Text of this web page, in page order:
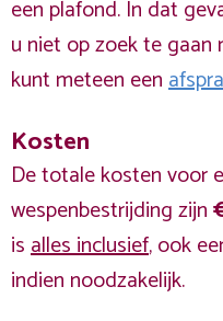
een plafond. In dat
u niet op zoek te gaan
kunt meteen een
Kosten
De totale kosten voor
wespenbestrijding zijn
isalles inclusief, ook
indien noodzakelijk.